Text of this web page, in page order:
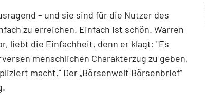
– und sie sind für die Nutzer des
zu erreichen. Einfach ist schön. Warren
liebt die Einfachheit, denn er klagt: "Es
menschlichen Charakterzug zu geben,
macht." Der „Börsenwelt Börsenbrief“